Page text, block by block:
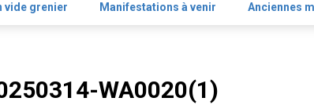
vide grenier Manifestations à venir Anciennes
WA0020(1)